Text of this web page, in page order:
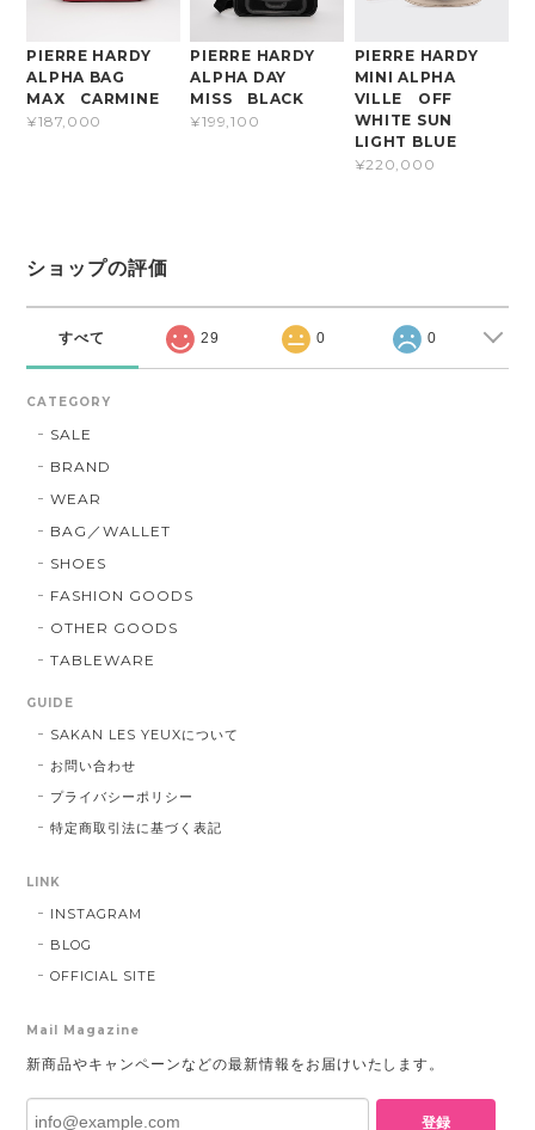
PIERRE HARDY
ALPHA BAG
MAX CARMINE
¥187,000
PIERRE HARDY
ALPHA DAY
MISS BLACK
¥199,100
PIERRE HARDY
MINI ALPHA
VILLE OFF
WHITE SUN
LIGHT BLUE
¥220,000
ショップの評価
すべて 29 0 0
CATEGORY
SALE
BRAND
WEAR
BAG／WALLET
SHOES
FASHION GOODS
OTHER GOODS
TABLEWARE
GUIDE
SAKAN LES YEUXについて
お問い合わせ
プライバシーポリシー
特定商取引法に基づく表記
LINK
INSTAGRAM
BLOG
OFFICIAL SITE
Mail Magazine
新商品やキャンペーンなどの最新情報をお届けいたします。
登録